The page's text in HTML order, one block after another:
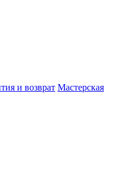
и возврат Мастерская